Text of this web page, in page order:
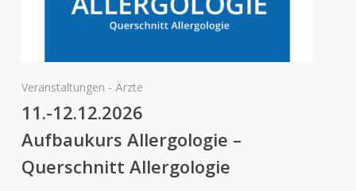
Veranstaltungen - Ärzte
11.-12.12.2026
Aufbaukurs Allergologie –
Querschnitt Allergologie